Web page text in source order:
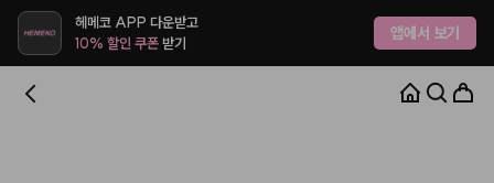
헤메코 APP 다운받고
10% 할인 쿠폰받기 앱에서 보기